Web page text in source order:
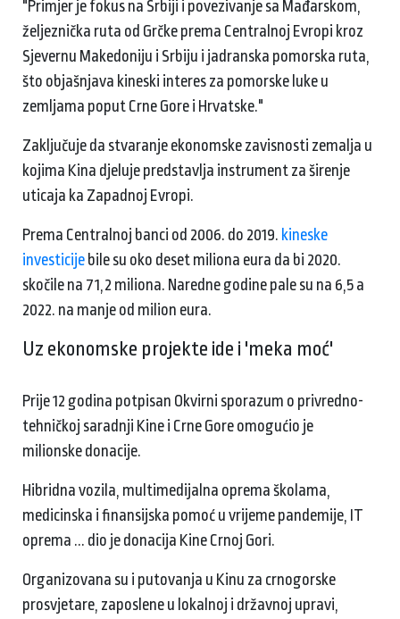
"Primjer je fokus na Srbiji i povezivanje sa Mađarskom,
željeznička ruta od Grčke prema Centralnoj Evropi kroz
Sjevernu Makedoniju i Srbiju i jadranska pomorska ruta,
što objašnjava kineski interes za pomorske luke u
zemljama poput Crne Gore i Hrvatske."
Zaključuje da stvaranje ekonomske zavisnosti zemalja u
kojima Kina djeluje predstavlja instrument za širenje
uticaja ka Zapadnoj Evropi.
Prema Centralnoj banci od 2006. do 2019. kineske
investicije bile su oko deset miliona eura da bi 2020.
skočile na 71,2 miliona. Naredne godine pale su na 6,5 a
2022. na manje od milion eura.
Uz ekonomske projekte ide i 'meka moć'
Prije 12 godina potpisan Okvirni sporazum o privredno-
tehničkoj saradnji Kine i Crne Gore omogućio je
milionske donacije.
Hibridna vozila, multimedijalna oprema školama,
medicinska i finansijska pomoć u vrijeme pandemije, IT
oprema ... dio je donacija Kine Crnoj Gori.
Organizovana su i putovanja u Kinu za crnogorske
prosvjetare, zaposlene u lokalnoj i državnoj upravi,